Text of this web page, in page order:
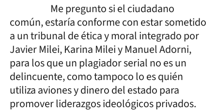
Me pregunto si el ciudadano
común, estaría conforme con estar sometido
a un tribunal de ética y moral integrado por
Javier Milei, Karina Milei y Manuel Adorni,
para los que un plagiador serial no es un
delincuente, como tampoco lo es quién
utiliza aviones y dinero del estado para
promover liderazgos ideológicos privados.